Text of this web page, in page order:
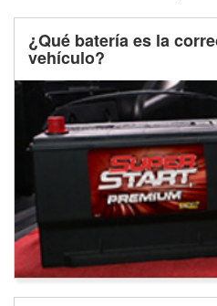
¿Qué batería es la
vehículo?